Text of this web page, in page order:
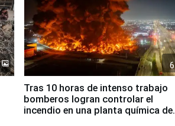
6
Tras 10 horas de intenso trabajo
bomberos logran controlar el
incendio en una planta química de